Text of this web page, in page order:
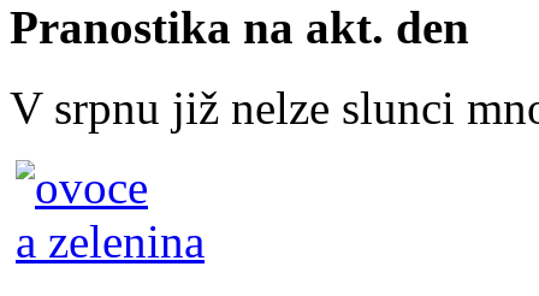
Pranostika na akt. den
V srpnu již nelze slunci